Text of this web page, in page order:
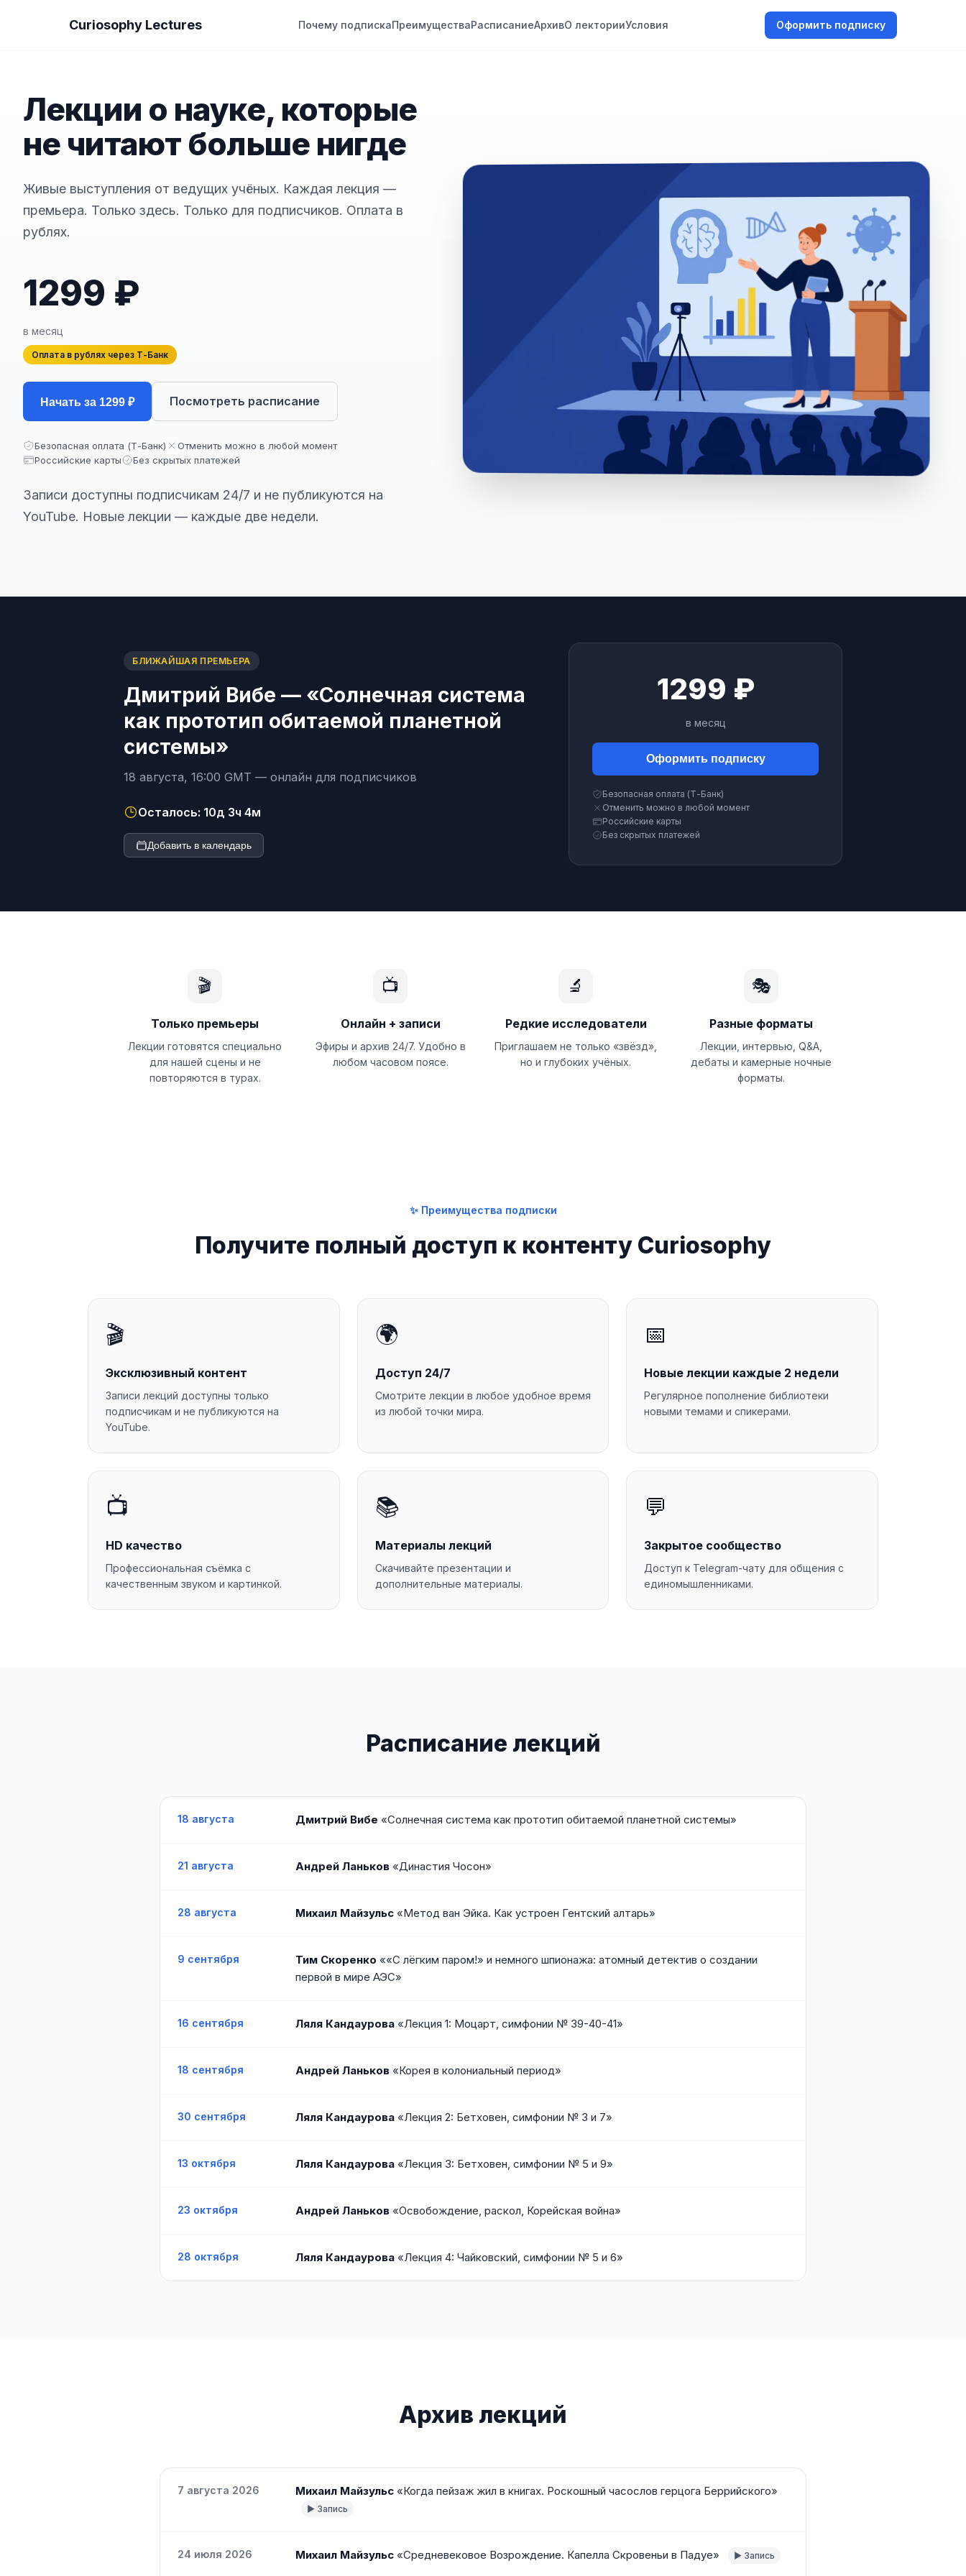
Curiosophy Lectures Почему подпискаПреимуществаРасписаниеАрхивО лекторииУсловия Оформить подписку
Лекции о науке, которые
не читают больше нигде
Живые выступления от ведущих учёных. Каждая лекция —
премьера. Только здесь. Только для подписчиков. Оплата в
рублях.
1299 ₽
в месяц
Оплата в рублях через Т-Банк
Начать за 1299 ₽ Посмотреть расписание
Безопасная оплата (Т-Банк)
Отменить можно в любой момент
Российские карты
Без скрытых платежей
Записи доступны подписчикам 24/7 и не публикуются на
YouTube. Новые лекции — каждые две недели.
БЛИЖАЙШАЯ ПРЕМЬЕРА
Дмитрий Вибе — «Солнечная система
как прототип обитаемой планетной
системы»
18 августа, 16:00 GMT — онлайн для подписчиков
Осталось: 10д 3ч 4м
Добавить в календарь
1299 ₽
в месяц
Оформить подписку
Безопасная оплата (Т-Банк)
Отменить можно в любой момент
Российские карты
Без скрытых платежей
🎬
Только премьеры
Лекции готовятся специально
для нашей сцены и не
повторяются в турах.
📺
Онлайн + записи
Эфиры и архив 24/7. Удобно в
любом часовом поясе.
🔬
Редкие исследователи
Приглашаем не только «звёзд»,
но и глубоких учёных.
🎭
Разные форматы
Лекции, интервью, Q&A,
дебаты и камерные ночные
форматы.
✨ Преимущества подписки
Получите полный доступ к контенту Curiosophy
🎬
Эксклюзивный контент
Записи лекций доступны только
подписчикам и не публикуются на
YouTube.
🌍
Доступ 24/7
Смотрите лекции в любое удобное время
из любой точки мира.
📅
Новые лекции каждые 2 недели
Регулярное пополнение библиотеки
новыми темами и спикерами.
📺
HD качество
Профессиональная съёмка с
качественным звуком и картинкой.
📚
Материалы лекций
Скачивайте презентации и
дополнительные материалы.
💬
Закрытое сообщество
Доступ к Telegram-чату для общения с
единомышленниками.
Расписание лекций
18 августа Дмитрий Вибе «Солнечная система как прототип обитаемой планетной системы»
21 августа Андрей Ланьков «Династия Чосон»
28 августа Михаил Майзульс «Метод ван Эйка. Как устроен Гентский алтарь»
9 сентября Тим Скоренко ««С лёгким паром!» и немного шпионажа: атомный детектив о создании
первой в мире АЭС»
16 сентября Ляля Кандаурова «Лекция 1: Моцарт, симфонии № 39-40-41»
18 сентября Андрей Ланьков «Корея в колониальный период»
30 сентября Ляля Кандаурова «Лекция 2: Бетховен, симфонии № 3 и 7»
13 октября Ляля Кандаурова «Лекция 3: Бетховен, симфонии № 5 и 9»
23 октября Андрей Ланьков «Освобождение, раскол, Корейская война»
28 октября Ляля Кандаурова «Лекция 4: Чайковский, симфонии № 5 и 6»
Архив лекций
7 августа 2026 Михаил Майзульс «Когда пейзаж жил в книгах. Роскошный часослов герцога Беррийского»
▶ Запись
24 июля 2026 Михаил Майзульс «Средневековое Возрождение. Капелла Скровеньи в Падуе» ▶ Запись